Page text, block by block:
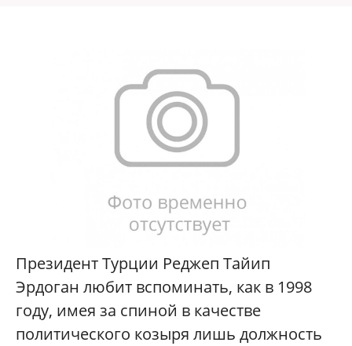
Президент Турции Реджеп Тайип
Эрдоган любит вспоминать, как в 1998
году, имея за спиной в качестве
политического козыря лишь должность